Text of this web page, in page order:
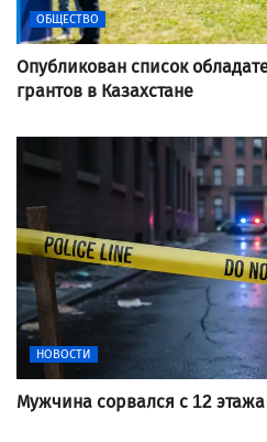
ОБЩЕСТВО
Опубликован список
грантов в Казахстане
НОВОСТИ
Мужчина сорвался с 12 этажа